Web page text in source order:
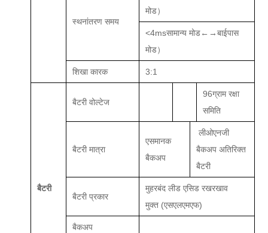
स्थनांतरण समय
मोड）
<4msसामान्य मोड←→बाईपास
मोड）
शिखा कारक 3:1
बैटरी
बैटरी वोल्टेज
96ग्राम रक्षा
समिति
बैटरी मात्रा
एसमानक
बैकअप
लीओएनजी
बैकअप अतिरिक्त
बैटरी
बैटरी प्रकार
मुहरबंद लीड एसिड रखरखाव
मुक्त (एसएलएमएफ)
बैकअप